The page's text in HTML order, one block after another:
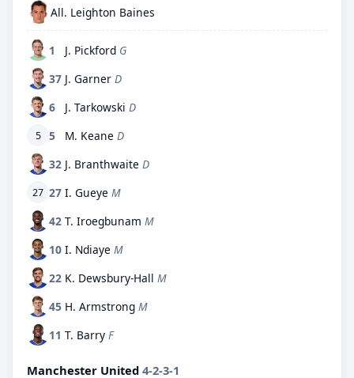
All. Leighton Baines
1 J. Pickford G
37 J. Garner D
6
J. Tarkowski D
5 5 M. Keane D
32 J. Branthwaite D
27 27 I. Gueye M
42 T. Iroegbunam M
10 I. Ndiaye M
22 K. Dewsbury-Hall M
45 H. Armstrong M
11 T. Barry F
Manchester United 4-2-3-1